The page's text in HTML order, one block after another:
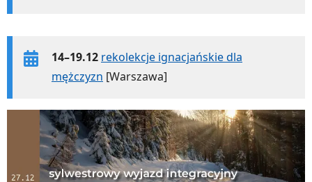
14–19.12 rekolekcje ignacjańskie dla
mężczyzn [Warszawa]